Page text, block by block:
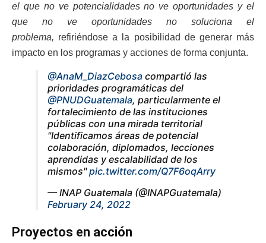
el que no ve potencialidades no ve oportunidades y el
que no ve oportunidades no soluciona el
problema, refiriéndose a la posibilidad de generar más
impacto en los programas y acciones de forma conjunta.
@AnaM_DiazCebosa compartió las
prioridades programáticas del
@PNUDGuatemala, particularmente el
fortalecimiento de las instituciones
públicas con una mirada territorial
"Identificamos áreas de potencial
colaboración, diplomados, lecciones
aprendidas y escalabilidad de los
mismos"pic.twitter.com/Q7F6oqArry
— INAP Guatemala (@INAPGuatemala)
February 24, 2022
Proyectos en acción